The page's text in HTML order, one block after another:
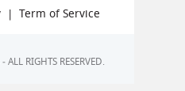
| Term of Service
RIGHTS RESERVED.